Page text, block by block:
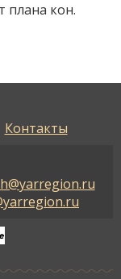
плана кон.
Контакты